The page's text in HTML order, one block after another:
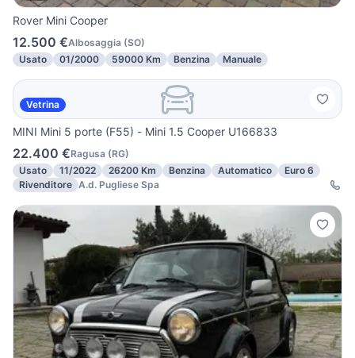
Rover Mini Cooper
12.500 €Albosaggia (SO)
Usato
01/2000 59000 Km Benzina Manuale
Vetrina
MINI Mini 5 porte (F55) - Mini 1.5 Cooper U166833
22.400 €Ragusa (RG)
Usato
11/2022 26200 Km Benzina Automatico
Euro 6
Rivenditore A.d. Pugliese Spa